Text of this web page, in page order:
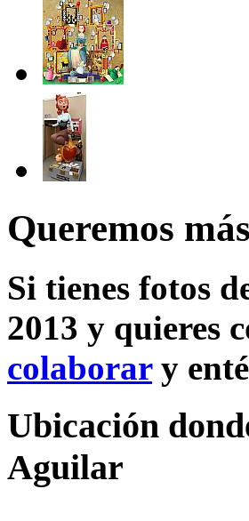
Queremos
Si tienes fotos
2013 y quieres
colaborary
Ubicación
Aguilar